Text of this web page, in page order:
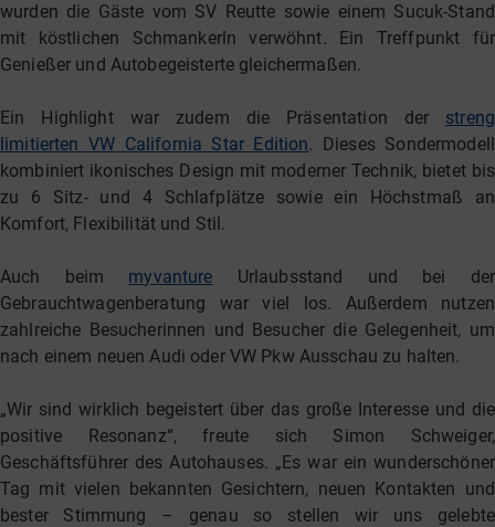
wurden die Gäste vom SV Reutte sowie einem Sucuk-Stand
mit köstlichen Schmankerln verwöhnt. Ein Treffpunkt für
Genießer und Autobegeisterte gleichermaßen.
Ein Highlight war zudem die Präsentation der streng
limitierten VW California Star Edition. Dieses Sondermodell
kombiniert ikonisches Design mit moderner Technik, bietet bis
zu 6 Sitz- und 4 Schlafplätze sowie ein Höchstmaß an
Komfort, Flexibilität und Stil.
Auch beim myvanture Urlaubsstand und bei der
Gebrauchtwagenberatung war viel los. Außerdem nutzen
zahlreiche Besucherinnen und Besucher die Gelegenheit, um
nach einem neuen Audi oder VW Pkw Ausschau zu halten.
„Wir sind wirklich begeistert über das große Interesse und die
positive Resonanz“, freute sich Simon Schweiger,
Geschäftsführer des Autohauses. „Es war ein wunderschöner
Tag mit vielen bekannten Gesichtern, neuen Kontakten und
bester Stimmung – genau so stellen wir uns gelebte